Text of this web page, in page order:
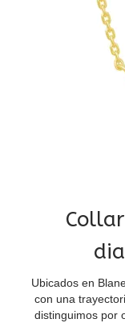
Ubicados en
con una
distinguimos por